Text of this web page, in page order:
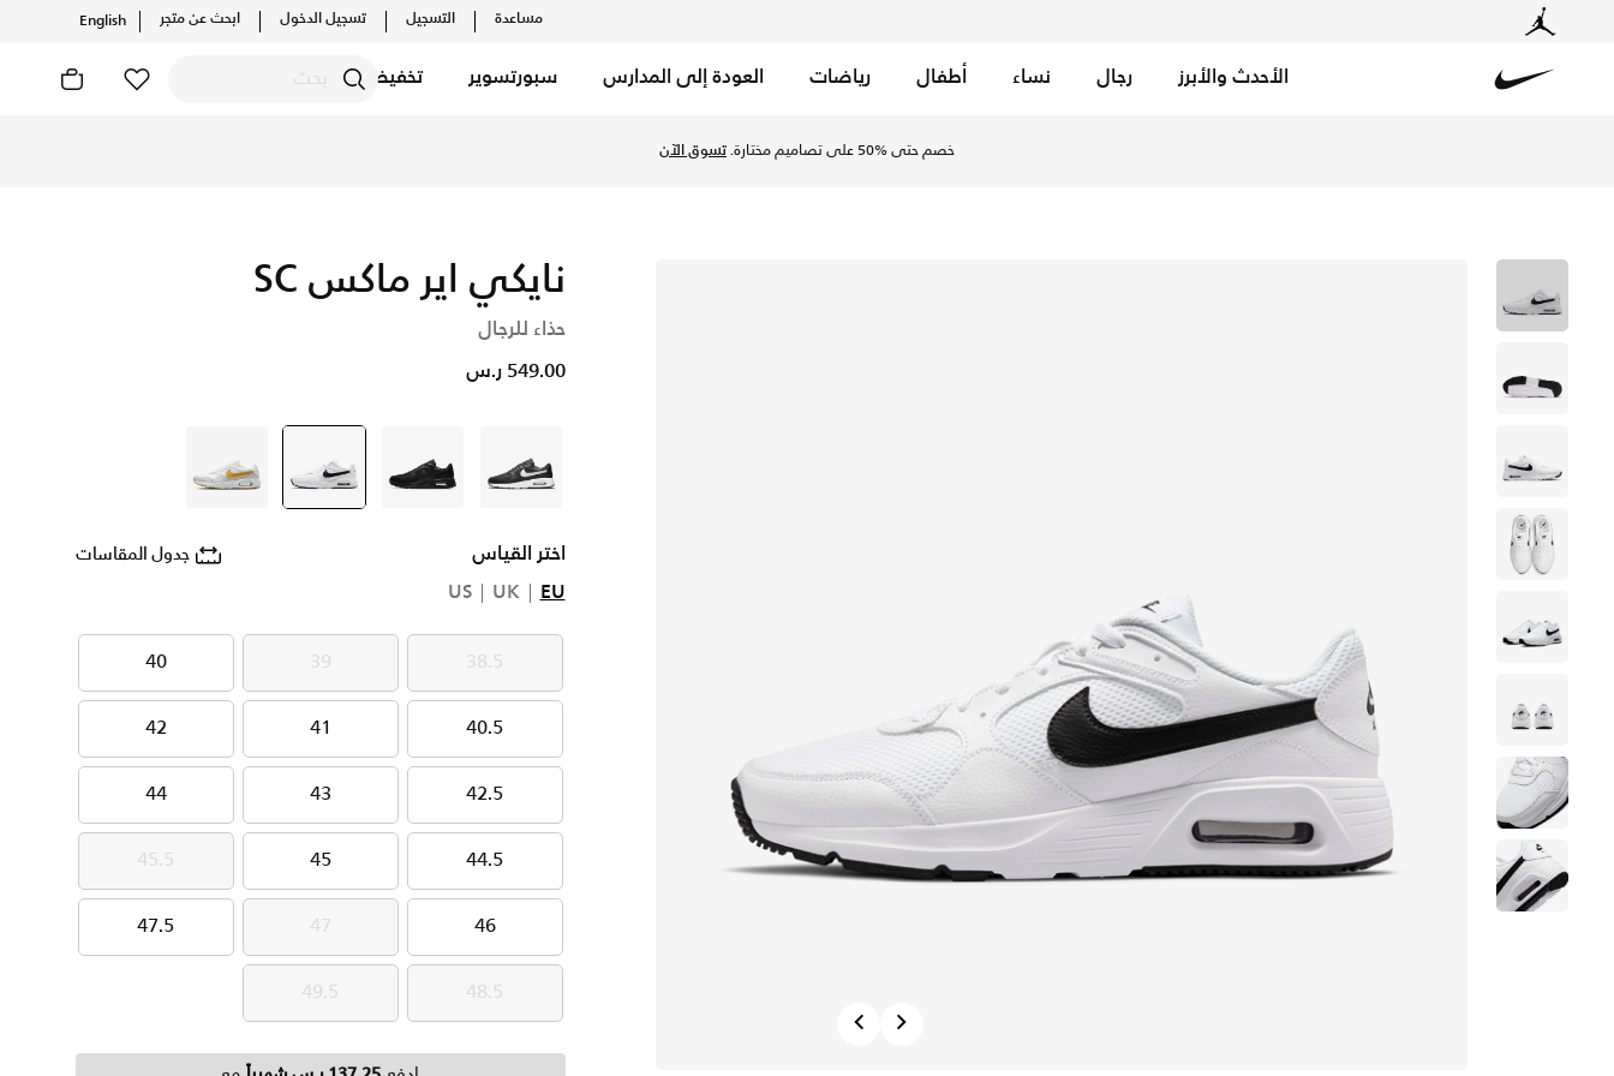
مساعدة التسجيل تسجيل الدخول ابحث عن متجر English
الأحدث والأبرز رجال نساء أطفال رياضات العودة إلى المدارس سبورتسوير تخفيضات
توصيل مجاني، إرجاع مجاني للمتجر، منتجات حصرية للأعضاء، وعروض خاصة لأعضائنا.
Next
نايكي اير ماكس SC
حذاء للرجال
549.00 ر.س
أسود أسود selected
أبيض أبيض
اختر القياس جدول المقاسات
EU
UK
US
38.5
38.5
39
39
40
40
40.5
40.5
41
41
42
42
42.5
42.5
43
43
44
44
44.5
44.5
45
45
45.5
45.5
46
46
47
47
47.5
47.5
48.5
48.5
49.5
49.5